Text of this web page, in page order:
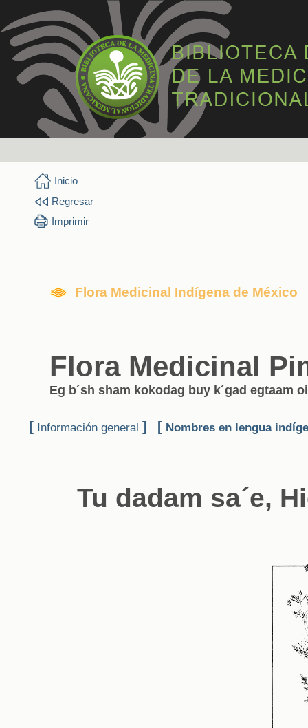
Inicio
Regresar
Imprimir
Flora Medicinal Indígena de México
Flora Medicinal
Eg b´sh sham kokodag buy k´gad egtaam
[ Información general ] [ Nombres en lengua
Tu dadam sa´e,